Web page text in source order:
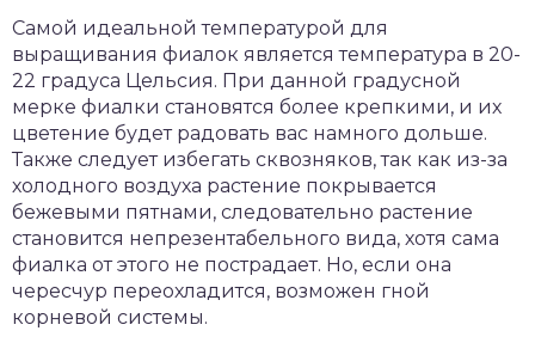
Самой идеальной температурой для
выращивания фиалок является температура в 20-
22 градуса Цельсия. При данной градусной
мерке фиалки становятся более крепкими, и их
цветение будет радовать вас намного дольше.
Также следует избегать сквозняков, так как из-за
холодного воздуха растение покрывается
бежевыми пятнами, следовательно растение
становится непрезентабельного вида, хотя сама
фиалка от этого не пострадает. Но, если она
чересчур переохладится, возможен гной
корневой системы.